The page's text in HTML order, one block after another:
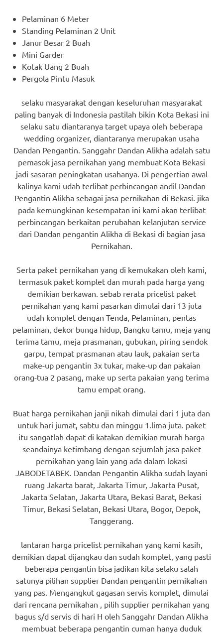
Pelaminan 6 Meter
Standing Pelaminan 2 Unit
Janur Besar 2 Buah
Mini Garder
Kotak Uang 2 Buah
Pergola Pintu Masuk
selaku masyarakat dengan keseluruhan masyarakat
paling banyak di Indonesia pastilah bikin Kota Bekasi ini
selaku satu diantaranya target upaya oleh beberapa
wedding organizer, diantaranya merupakan usaha
Dandan Pengantin. Sanggahr Dandan Alikha adalah satu
pemasok jasa pernikahan yang membuat Kota Bekasi
jadi sasaran peningkatan usahanya. Di pengertian awal
kalinya kami udah terlibat perbincangan andil Dandan
Pengantin Alikha sebagai jasa pernikahan di Bekasi. jika
pada kemungkinan kesempatan ini kami akan terlibat
perbincangan berkaitan perubahan kelanjutan service
dari Dandan pengantin Alikha di Bekasi di bagian jasa
Pernikahan.
Serta paket pernikahan yang di kemukakan oleh kami,
termasuk paket komplet dan murah pada harga yang
demikian berkawan. sebab rerata pricelist paket
pernikahan yang kami pasarkan dimulai dari 13 juta
udah komplet dengan Tenda, Pelaminan, pentas
pelaminan, dekor bunga hidup, Bangku tamu, meja yang
terima tamu, meja prasmanan, gubukan, piring sendok
garpu, tempat prasmanan atau lauk, pakaian serta
make-up pengantin 3x tukar, make-up dan pakaian
orang-tua 2 pasang, make up serta pakaian yang terima
tamu empat orang.
Buat harga pernikahan janji nikah dimulai dari 1 juta dan
untuk hari jumat, sabtu dan minggu 1.lima juta. paket
itu sangatlah dapat di katakan demikian murah harga
seandainya ketimbang dengan sejumlah jasa paket
pernikahan yang lain yang ada dalam lokasi
JABODETABEK. Dandan Pengantin Alikha sudah layani
ruang Jakarta barat, Jakarta Timur, Jakarta Pusat,
Jakarta Selatan, Jakarta Utara, Bekasi Barat, Bekasi
Timur, Bekasi Selatan, Bekasi Utara, Bogor, Depok,
Tanggerang.
lantaran harga pricelist pernikahan yang kami kasih,
demikian dapat dijangkau dan sudah komplet, yang pasti
beberapa pengantin bisa jadikan kita selaku salah
satunya pilihan supplier Dandan pengantin pernikahan
yang pas. Mengangkut gagasan servis komplet, dimulai
dari rencana pernikahan , pilih supplier pernikahan yang
bagus s/d servis di hari H oleh Sanggahr Dandan Alikha
membuat beberapa pengantin cuman hanya duduk